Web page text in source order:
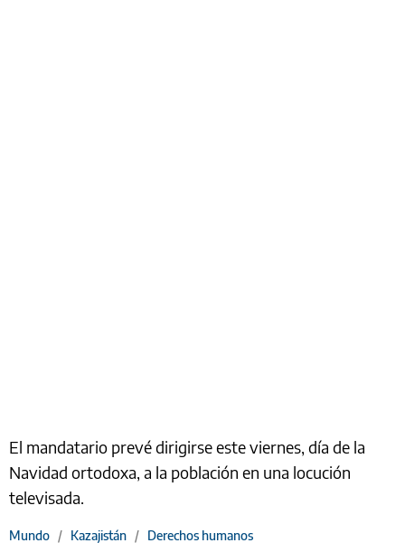
El mandatario prevé dirigirse este viernes, día de la
Navidad ortodoxa, a la población en una locución
televisada.
Mundo / Kazajistán / Derechos humanos